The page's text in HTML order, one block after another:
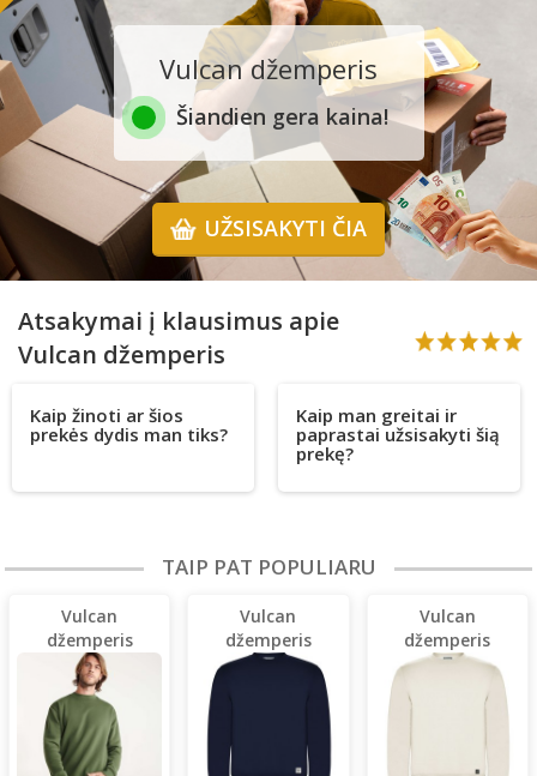
Vulcan džemperis
Šiandien gera kaina!
UŽSISAKYTI ČIA
Atsakymai į klausimus apie
Vulcan džemperis
Kaip žinoti ar šios
prekės dydis man tiks?
Kaip man greitai ir
paprastai užsisakyti šią
prekę?
TAIP PAT POPULIARU
Vulcan
džemperis
Vulcan
džemperis
Vulcan
džemperis